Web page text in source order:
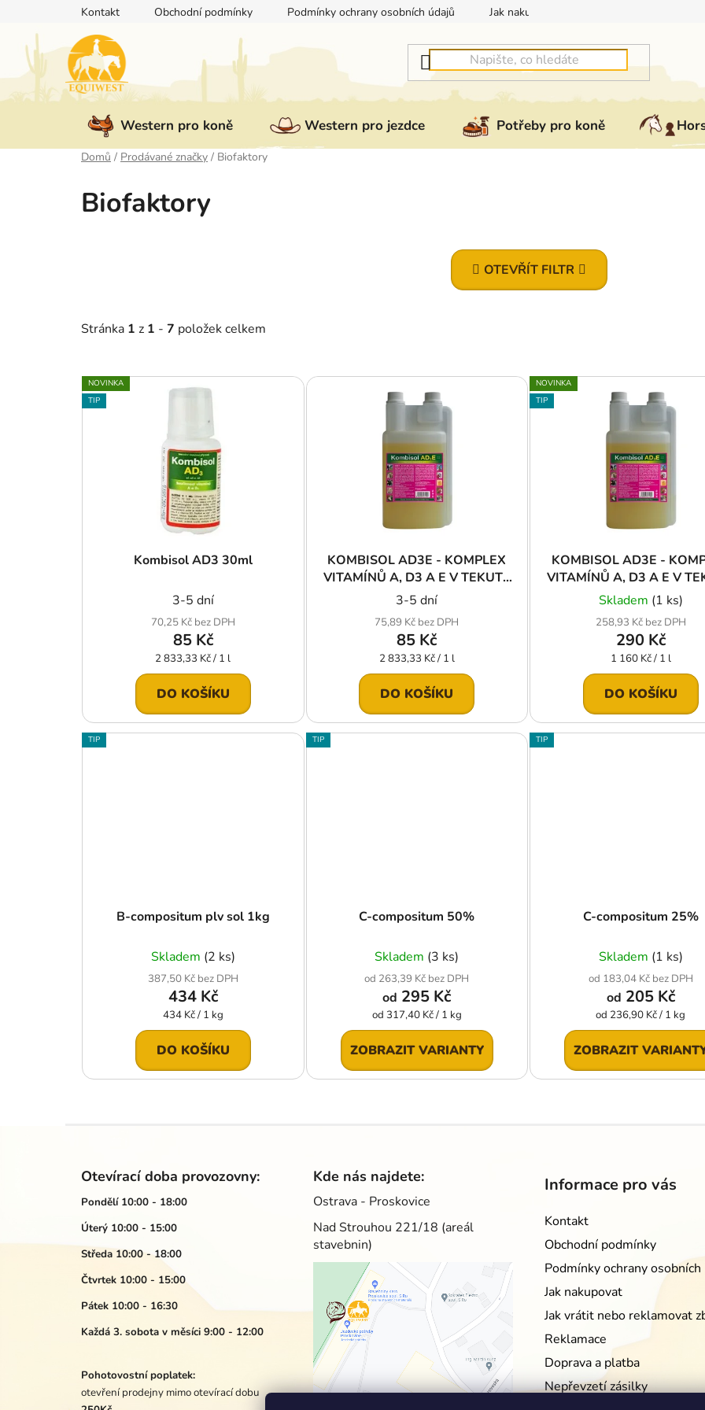
obsah
Kontakt Obchodní podmínky Podmínky ochrany osobních údajů Jak nakupovat
Western pro koně Western pro jezdce Potřeby pro koně
Domů / Prodávané značky / Biofaktory
Biofaktory
OTEVŘÍT FILTR
Stránka 1 z 1 - 7 položek celkem
V
ý
NOVINKA
TIP
Kombisol AD3 30ml
3-5 dní
70,25 Kč bez DPH
85 Kč
Měrná
cena:
2 833,33 Kč / 1 l
DO KOŠÍKU
KOMBISOL AD3E - KOMPLEX
VITAMÍNŮ A, D3 A E V TEKUTÉ
FORMĚ 30 ml
3-5 dní
75,89 Kč bez DPH
85 Kč
Měrná
cena:
2 833,33 Kč / 1 l
DO KOŠÍKU
NOVINKA
TIP
KOMBISOL AD3E -
VITAMÍNŮ A, D3 A E V
FORMĚ 250 ml
Skladem (1 ks)
258,93 Kč bez DPH
290 Kč
Měrná
cena:
1 160 Kč / 1 l
DO KOŠÍKU
TIP
B-compositum plv sol 1kg
Skladem (2 ks)
387,50 Kč bez DPH
434 Kč
Měrná
cena:
434 Kč / 1 kg
DO KOŠÍKU
TIP
C-compositum 50%
Skladem (3 ks)
od 263,39 Kč bez DPH
od 295 Kč
Měrná
cena:
od 317,40 Kč / 1 kg
ZOBRAZIT VARIANTY
TIP
C-compositum 25%
Skladem (1 ks)
od 183,04 Kč bez DPH
od 205 Kč
Měrná
cena:
od 236,90 Kč / 1 kg
ZOBRAZIT
i
s
Otevírací doba provozovny:
Pondělí 10:00 - 18:00
Úterý 10:00 - 15:00
Středa 10:00 - 18:00
Čtvrtek 10:00 - 15:00
Pátek 10:00 - 16:30
Každá 3. sobota v měsíci 9:00 - 12:00
Pohotovostní poplatek:
otevření prodejny mimo otevírací dobu
Kde nás najdete:
Ostrava - Proskovice
Nad Strouhou 221/18 (areál
stavebnin)
Informace pro vás
Kontakt
Obchodní podmínky
Podmínky ochrany osobních
Jak nakupovat
Jak vrátit nebo reklamovat
Reklamace
Doprava a platba
Nepřevzetí zásilky